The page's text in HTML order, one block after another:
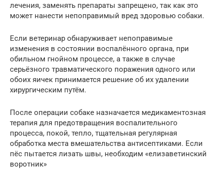
лечения, заменять препараты запрещено, так как это
может нанести непоправимый вред здоровью собаки.
Если ветеринар обнаруживает непоправимые
изменения в состоянии воспалённого органа, при
обильном гнойном процессе, а также в случае
серьёзного травматического поражения одного или
обоих яичек принимается решение об их удалении
хирургическим путём.
После операции собаке назначается медикаментозная
терапия для предотвращения воспалительного
процесса, покой, тепло, тщательная регулярная
обработка места вмешательства антисептиками. Если
пёс пытается лизать швы, необходим «елизаветинский
воротник»